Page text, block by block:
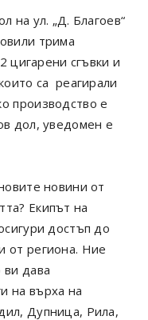
на ул. „Д. Благоев“
трима
цигарени сгъвки и
са реагирали
производство е
дол, уведомен е
новини от
Екипът на
достъп до
от региона. Ние
ви дава
на върха на
Дупница, Рила,